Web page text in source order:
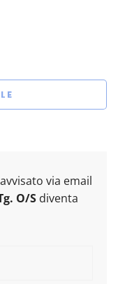
via email
O/S diventa